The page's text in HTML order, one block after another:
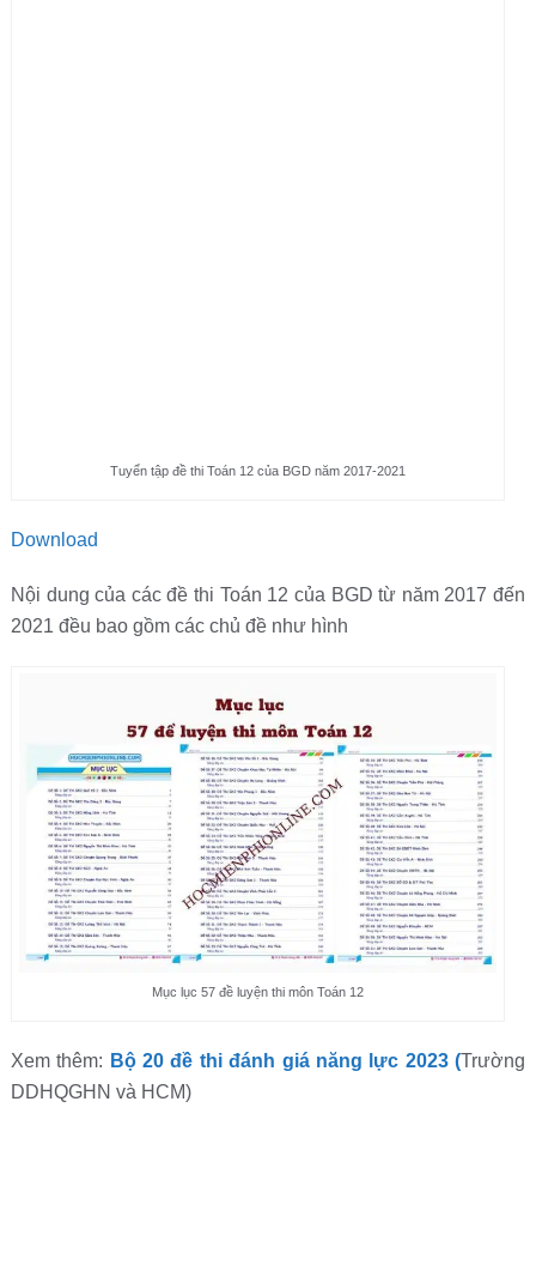
Tuyển tập đề thi Toán 12 của BGD năm 2017-2021
Download
Nội dung của các đề thi Toán 12 của BGD từ năm 2017 đến
2021 đều bao gồm các chủ đề như hình
Mục lục 57 đề luyện thi môn Toán 12
Xem thêm: Bộ 20 đề thi đánh giá năng lực 2023 (Trường
DDHQGHN và HCM)